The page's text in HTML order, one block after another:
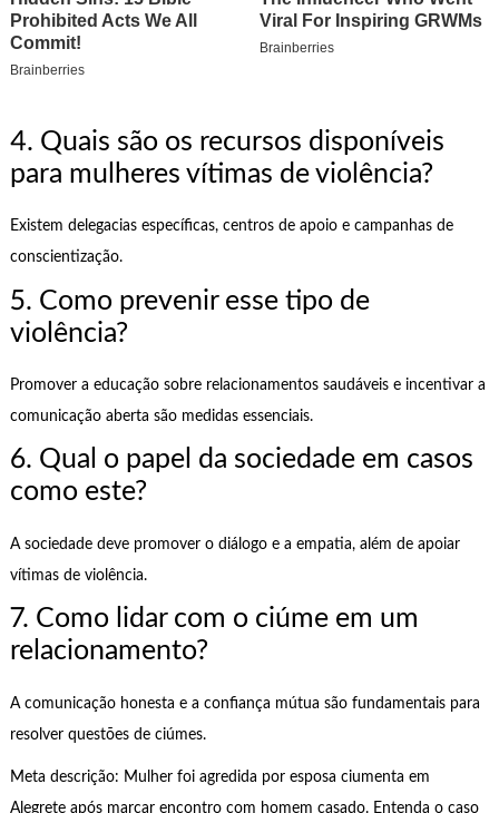
4. Quais são os recursos disponíveis
para mulheres vítimas de violência?
Existem delegacias específicas, centros de apoio e campanhas de
conscientização.
5. Como prevenir esse tipo de
violência?
Promover a educação sobre relacionamentos saudáveis e incentivar a
comunicação aberta são medidas essenciais.
6. Qual o papel da sociedade em casos
como este?
A sociedade deve promover o diálogo e a empatia, além de apoiar
vítimas de violência.
7. Como lidar com o ciúme em um
relacionamento?
A comunicação honesta e a confiança mútua são fundamentais para
resolver questões de ciúmes.
Meta descrição: Mulher foi agredida por esposa ciumenta em
Alegrete após marcar encontro com homem casado. Entenda o caso